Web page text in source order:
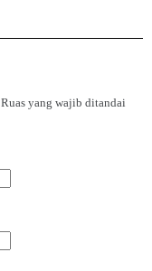
Ruas yang wajib ditandai